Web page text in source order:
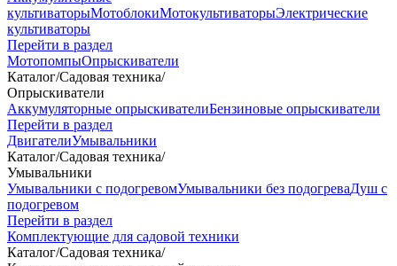
культиваторыМотоблокиМотокультиваторыЭлектрические
культиваторы
Перейти в раздел
МотопомпыОпрыскиватели
Каталог/Садовая техника/
Опрыскиватели
Аккумуляторные опрыскивателиБензиновые опрыскиватели
Перейти в раздел
ДвигателиУмывальники
Каталог/Садовая техника/
Умывальники
Умывальники с подогревомУмывальники без подогреваДуш с
подогревом
Перейти в раздел
Комплектующие для садовой техники
Каталог/Садовая техника/